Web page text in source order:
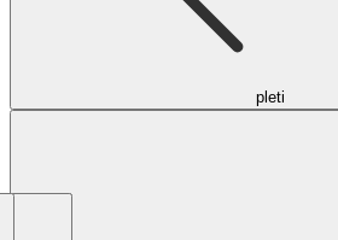
pleti